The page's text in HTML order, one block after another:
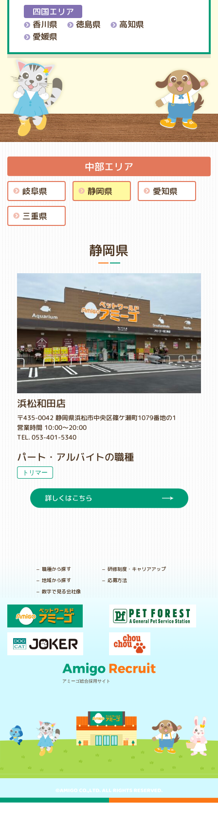
四国エリア
香川県 徳島県
高知県
愛媛県
中部エリア
岐阜県 静岡県 愛知県
三重県
静岡県
浜松和田店
〒435-0042 静岡県浜松市中央区篠ケ瀬町1079番地の1
営業時間 10:00～20:00
TEL. 053-401-5340
パート・アルバイトの職種
トリマー
詳しくはこちら
アミーゴ総合採用サイト
職種から探す
研修制度・キャリアアップ
地域から探す
応募方法
数字で見る会社像